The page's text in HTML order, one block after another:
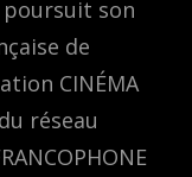
poursuit son
de
CINÉMA
réseau